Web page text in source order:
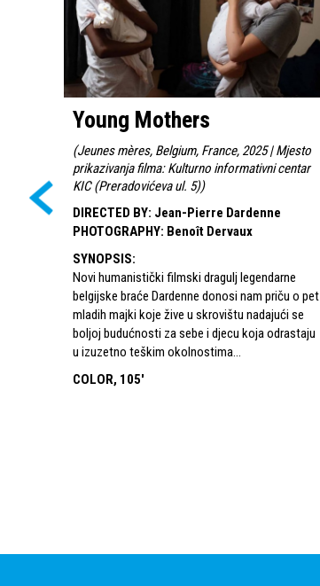
Young Mothers
(Jeunes mères, Belgium, France, 2025 | Mjesto
prikazivanja filma: Kulturno informativni centar
KIC (Preradovićeva ul. 5))
DIRECTED BY: Jean-Pierre Dardenne
PHOTOGRAPHY: Benoît Dervaux
SYNOPSIS:
Novi humanistički filmski dragulj legendarne
belgijske braće Dardenne donosi nam priču o pet
mladih majki koje žive u skrovištu nadajući se
boljoj budućnosti za sebe i djecu koja odrastaju
u izuzetno teškim okolnostima…
COLOR, 105'